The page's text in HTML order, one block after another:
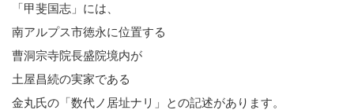
「甲斐国志」には、
南アルプス市徳永に位置する
曹洞宗寺院長盛院境内が
土屋昌続の実家である
金丸氏の「数代ノ居址ナリ」との記述があります。